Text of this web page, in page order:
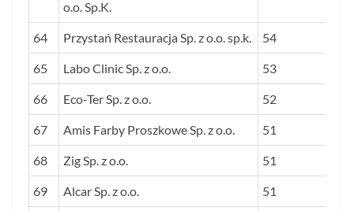
o.o. Sp.K.
64 Przystań Restauracja Sp. z o.o. sp.k. 54
65 Labo Clinic Sp. z o.o. 53
66 Eco-Ter Sp. z o.o. 52
67 Amis Farby Proszkowe Sp. z o.o. 51
68 Zig Sp. z o.o. 51
69 Alcar Sp. z o.o. 51